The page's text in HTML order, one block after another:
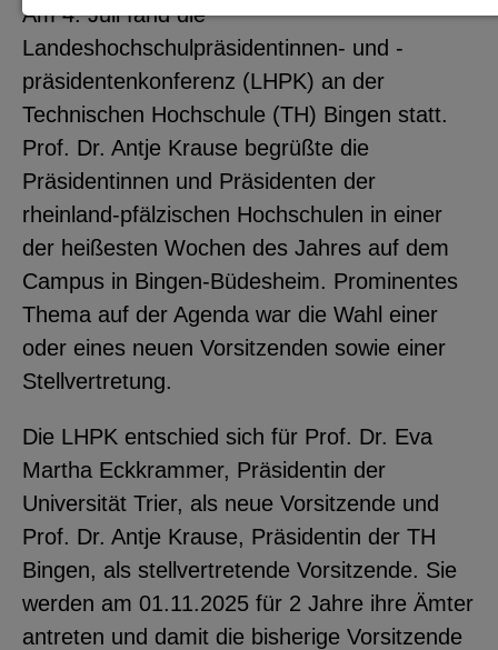
Am 4. Juli fand die
Landeshochschulpräsidentinnen- und -
präsidentenkonferenz (LHPK) an der
Technischen Hochschule (TH) Bingen statt.
Prof. Dr. Antje Krause begrüßte die
Präsidentinnen und Präsidenten der
rheinland-pfälzischen Hochschulen in einer
der heißesten Wochen des Jahres auf dem
Campus in Bingen-Büdesheim. Prominentes
Thema auf der Agenda war die Wahl einer
oder eines neuen Vorsitzenden sowie einer
Stellvertretung.
Die LHPK entschied sich für Prof. Dr. Eva
Martha Eckkrammer, Präsidentin der
Universität Trier, als neue Vorsitzende und
Prof. Dr. Antje Krause, Präsidentin der TH
Bingen, als stellvertretende Vorsitzende. Sie
werden am 01.11.2025 für 2 Jahre ihre Ämter
antreten und damit die bisherige Vorsitzende
Notwendige Cookies zur Session-
Verwaltung und für die generelle
Funktionalität der Seite (immer
notwendig).
EXTERNE MEDIEN
Seitenspezifische Erfassung von
Benutzerdaten durch
Einbinden externer Videos,
Standortdaten oder
Stellenanzeigen.
YouTube
ChatBot